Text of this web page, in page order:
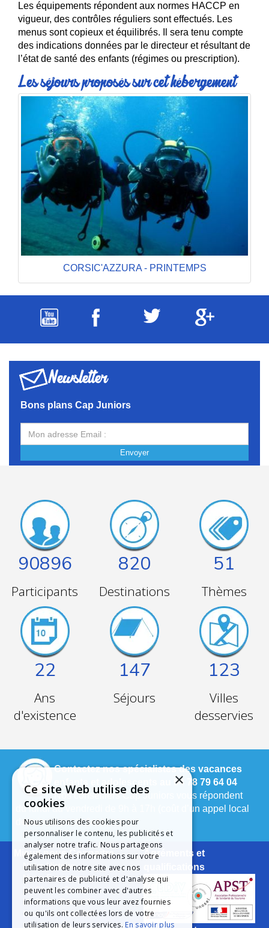
Les équipements répondent aux normes HACCP en
vigueur, des contrôles réguliers sont effectués. Les
menus sont copieux et équilibrés. Il sera tenu compte
des indications données par le directeur et résultant de
l’état de santé des enfants (régimes ou prescription).
Les séjours proposés sur cet hébergement
CORSIC'AZZURA - PRINTEMPS
Newsletter
Bons plans Cap Juniors
Envoyer
90896
Participants
820
Destinations
51
Thèmes
22
Ans
d'existence
147
Séjours
123
Villes
desservies
Contactez nos spécialistes des vacances
enfants et adolescents au 04 78 79 64 04
Nos conseillers Cap Juniors vous répondent
du lundi au vendredi de 9h à 17h (coût d’un appel local
depuis un poste fixe).
Mieux nous Connaître
Notre Histoire
Notre Engagement
La Charte Qualité
Le Projet Educatif
Les Aides Possibles
Les Groupes
Agréments et
qualifications
×
Ce site Web utilise des
cookies
Nous utilisons des cookies pour
personnaliser le contenu, les publicités et
analyser notre trafic. Nous partageons
également des informations sur votre
utilisation de notre site avec nos
partenaires de publicité et d'analyse qui
peuvent les combiner avec d'autres
informations que vous leur avez fournies
ou qu'ils ont collectées lors de votre
utilisation de leurs services. En savoir plus